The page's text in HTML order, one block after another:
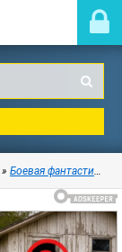
» Боевая фантастика